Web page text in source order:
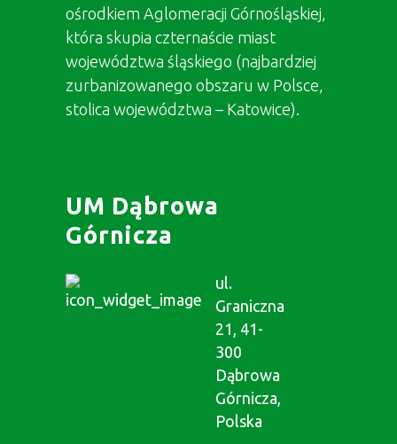
ośrodkiem Aglomeracji Górnośląskiej,
która skupia czternaście miast
województwa śląskiego (najbardziej
zurbanizowanego obszaru w Polsce,
stolica województwa – Katowice).
UM Dąbrowa
Górnicza
ul.
Graniczna
21, 41-
300
Dąbrowa
Górnicza,
Polska